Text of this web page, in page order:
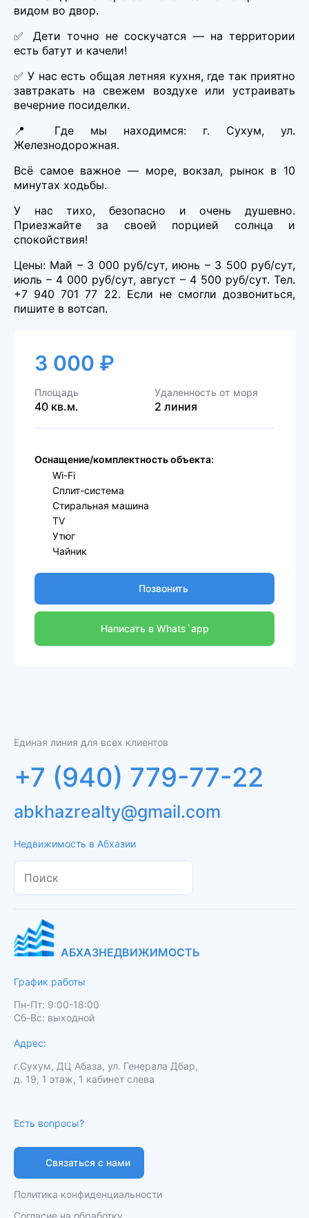
видом во двор.
✅ Дети точно не соскучатся — на территории
есть батут и качели!
✅ У нас есть общая летняя кухня, где так приятно
завтракать на свежем воздухе или устраивать
вечерние посиделки.
📍 Где мы находимся: г. Сухум, ул.
Железнодорожная.
Всё самое важное — море, вокзал, рынок в 10
минутах ходьбы.
У нас тихо, безопасно и очень душевно.
Приезжайте за своей порцией солнца и
спокойствия!
Цены: Май – 3 000 руб/сут, июнь – 3 500 руб/сут,
июль – 4 000 руб/сут, август – 4 500 руб/сут. Тел.
+7 940 701 77 22. Если не смогли дозвониться,
пишите в вотсап.
3 000 ₽
Площадь
40 кв.м.
Удаленность от моря
2 линия
Оснащение/комплектность объекта:
Wi-Fi
Сплит-система
Стиральная машина
TV
Утюг
Чайник
Позвонить
Написать в Whats`app
Единая линия для всех клиентов
+7 (940) 779-77-22
Недвижимость в Абхазии
abkhazrealty@gmail.com
АБХАЗНЕДВИЖИМОСТЬ
График работы
Пн-Пт: 9:00-18:00
Сб-Вс: выходной
Адрес:
г.Сухум, ДЦ Абаза, ул. Генерала Дбар,
д. 19, 1 этаж, 1 кабинет слева
Политика конфиденциальности
Согласие на обработку
Есть вопросы?
Связаться с нами